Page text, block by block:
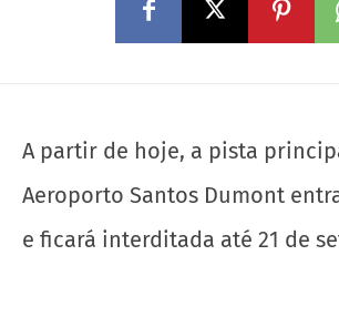
A partir de hoje, a pista
Aeroporto Santos Dumont
e ficará interditada até 21 de